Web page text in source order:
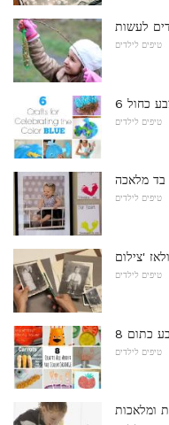
לעשות
טיפים לילדים
כחול
טיפים לילדים
בד מלאכה
טיפים לילדים
'צילום
טיפים לילדים
כתום
טיפים לילדים
ומלאכות